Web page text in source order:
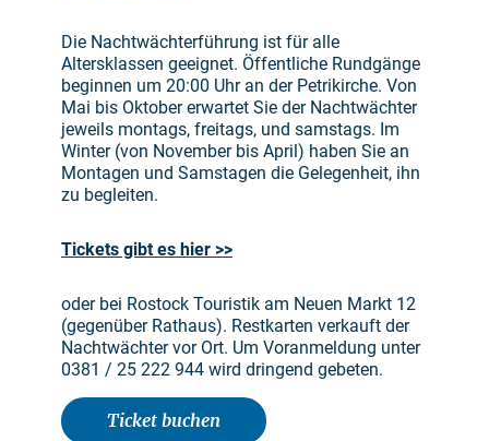
Die Nachtwächterführung ist für alle
Altersklassen geeignet. Öffentliche Rundgänge
beginnen um 20:00 Uhr an der Petrikirche. Von
Mai bis Oktober erwartet Sie der Nachtwächter
jeweils montags, freitags, und samstags. Im
Winter (von November bis April) haben Sie an
Montagen und Samstagen die Gelegenheit, ihn
zu begleiten.
Tickets gibt es hier >>
oder bei Rostock Touristik am Neuen Markt 12
(gegenüber Rathaus). Restkarten verkauft der
Nachtwächter vor Ort. Um Voranmeldung unter
0381 / 25 222 944 wird dringend gebeten.
Ticket buchen